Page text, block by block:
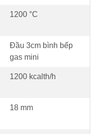
1200 °C
Đầu 3cm bình bếp
gas mini
1200 kcalth/h
18 mm